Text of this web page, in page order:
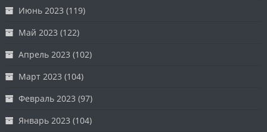
Июнь 2023 (119)
Май 2023 (122)
Апрель 2023 (102)
Март 2023 (104)
Февраль 2023 (97)
Январь 2023 (104)